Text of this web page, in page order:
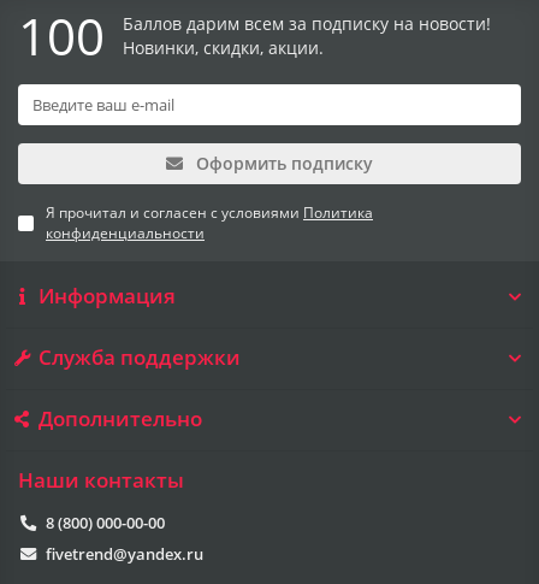
100
Баллов дарим всем за подписку на новости!
Новинки, скидки, акции.
Оформить подписку
Я прочитал и согласен с условиями Политика
конфиденциальности
Информация
Служба поддержки
Дополнительно
Наши контакты
8 (800) 000-00-00
fivetrend@yandex.ru